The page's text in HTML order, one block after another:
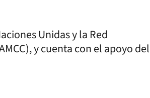
Unidas y la Red
y cuenta con el apoyo del